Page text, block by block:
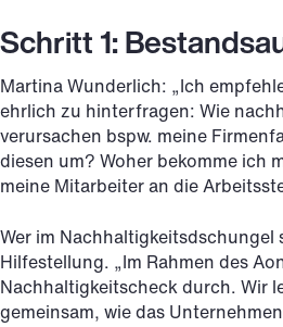
Schritt 1:
Martina Wunderlich: „Ich
ehrlich zu hinterfragen: Wie
verursachen bspw. meine
diesen um? Woher bekomme ich
meine Mitarbeiter an die
Wer im
Hilfestellung. „Im Rahmen des
Nachhaltigkeitscheck durch. Wir
gemeinsam, wie das